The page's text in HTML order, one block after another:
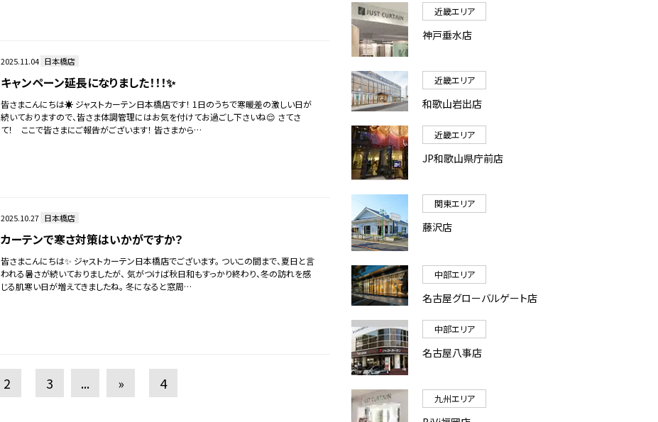
2025.11.04 日本橋店
キャンペーン延長になりました！！！✨
皆さまこんにちは☀️ ジャストカーテン日本橋店です！ 1日のうちで寒暖差の激しい日が
続いておりますので、皆さま体調管理にはお気を付けてお過ごし下さいね😌 さてさ
て！ ここで皆さまにご報告がございます！ 皆さまから…
2025.10.27 日本橋店
カーテンで寒さ対策はいかがですか？
皆さまこんにちは✨ ジャストカーテン日本橋店でございます。 ついこの間まで、夏日と言
われる暑さが続いておりましたが、 気がつけば秋日和もすっかり終わり、冬の訪れを感
じる肌寒い日が増えてきましたね。 冬になると窓周…
2 3 ... » 4
近畿エリア
神戸垂水店
近畿エリア
和歌山岩出店
近畿エリア
JP和歌山県庁前店
関東エリア
藤沢店
中部エリア
名古屋グローバルゲート店
中部エリア
名古屋八事店
九州エリア